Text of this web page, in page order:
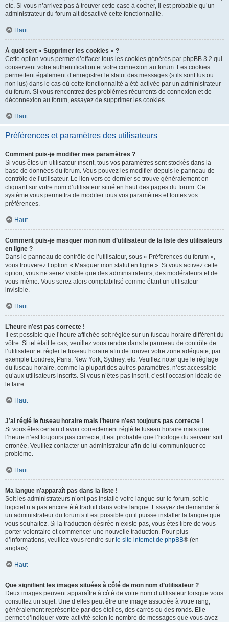
etc. Si vous n’arrivez pas à trouver cette case à cocher, il est probable qu’un
administrateur du forum ait désactivé cette fonctionnalité.
Haut
À quoi sert « Supprimer les cookies » ?
Cette option vous permet d’effacer tous les cookies générés par phpBB 3.2 qui
conservent votre authentification et votre connexion au forum. Les cookies
permettent également d’enregistrer le statut des messages (s’ils sont lus ou
non lus) dans le cas où cette fonctionnalité a été activée par un administrateur
du forum. Si vous rencontrez des problèmes récurrents de connexion et de
déconnexion au forum, essayez de supprimer les cookies.
Haut
Préférences et paramètres des utilisateurs
Comment puis-je modifier mes paramètres ?
Si vous êtes un utilisateur inscrit, tous vos paramètres sont stockés dans la
base de données du forum. Vous pouvez les modifier depuis le panneau de
contrôle de l’utilisateur. Le lien vers ce dernier se trouve généralement en
cliquant sur votre nom d’utilisateur situé en haut des pages du forum. Ce
système vous permettra de modifier tous vos paramètres et toutes vos
préférences.
Haut
Comment puis-je masquer mon nom d’utilisateur de la liste des utilisateurs
en ligne ?
Dans le panneau de contrôle de l’utilisateur, sous « Préférences du forum »,
vous trouverez l’option « Masquer mon statut en ligne ». Si vous activez cette
option, vous ne serez visible que des administrateurs, des modérateurs et de
vous-même. Vous serez alors comptabilisé comme étant un utilisateur
invisible.
Haut
L’heure n’est pas correcte !
Il est possible que l’heure affichée soit réglée sur un fuseau horaire différent du
vôtre. Si tel était le cas, veuillez vous rendre dans le panneau de contrôle de
l’utilisateur et régler le fuseau horaire afin de trouver votre zone adéquate, par
exemple Londres, Paris, New York, Sydney, etc. Veuillez noter que le réglage
du fuseau horaire, comme la plupart des autres paramètres, n’est accessible
qu’aux utilisateurs inscrits. Si vous n’êtes pas inscrit, c’est l’occasion idéale de
le faire.
Haut
J’ai réglé le fuseau horaire mais l’heure n’est toujours pas correcte !
Si vous êtes certain d’avoir correctement réglé le fuseau horaire mais que
l’heure n’est toujours pas correcte, il est probable que l’horloge du serveur soit
erronée. Veuillez contacter un administrateur afin de lui communiquer ce
problème.
Haut
Ma langue n’apparaît pas dans la liste !
Soit les administrateurs n’ont pas installé votre langue sur le forum, soit le
logiciel n’a pas encore été traduit dans votre langue. Essayez de demander à
un administrateur du forum s’il est possible qu’il puisse installer la langue que
vous souhaitez. Si la traduction désirée n’existe pas, vous êtes libre de vous
porter volontaire et commencer une nouvelle traduction. Pour plus
d’informations, veuillez vous rendre sur le site internet de phpBB® (en
anglais).
Haut
Que signifient les images situées à côté de mon nom d’utilisateur ?
Deux images peuvent apparaître à côté de votre nom d’utilisateur lorsque vous
consultez un sujet. Une d’elles peut être une image associée à votre rang,
généralement représentée par des étoiles, des carrés ou des ronds. Elle
permet d’indiquer votre activité selon le nombre de messages que vous avez